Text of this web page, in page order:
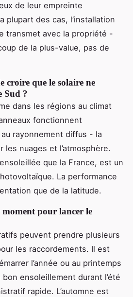
de leur empreinte
plupart des cas, l’installation
transmet avec la propriété -
de la plus-value, pas de
croire que le solaire ne
Sud ?
dans les régions au climat
fonctionnent
rayonnement diffus - la
les nuages et l’atmosphère.
que la France, est un
La performance
que de la latitude.
moment pour lancer le
peuvent prendre plusieurs
les raccordements. Il est
l’année ou au printemps
bon ensoleillement durant l’été
rapide. L’automne est